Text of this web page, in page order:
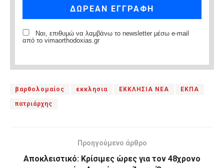
Ναι, επιθυμώ να λαμβάνω το newsletter μέσω e-mail
από το vimaorthodoxias.gr
βαρθολομαίος εκκλησια ΕΚΚΛΗΣΙΑ ΝΕΑ ΕΚΠΑ
πατριάρχης
Προηγούμενο άρθρο
Αποκλειστικό: Κρίσιμες ώρες για τον 48χρονο